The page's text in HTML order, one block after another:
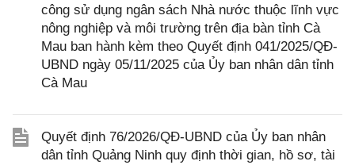
công sử dụng ngân sách Nhà nước thuộc lĩnh vực
nông nghiệp và môi trường trên địa bàn tỉnh Cà
Mau ban hành kèm theo Quyết định 041/2025/QĐ-
UBND ngày 05/11/2025 của Ủy ban nhân dân tỉnh
Cà Mau
Quyết định 76/2026/QĐ-UBND của Ủy ban nhân
dân tỉnh Quảng Ninh quy định thời gian, hồ sơ, tài